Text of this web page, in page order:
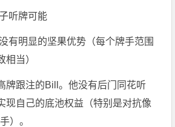
听牌可能
有明显的坚果优势（每个牌手范围
相当）
牌跟注的Bill。他没有后门同花听
现自己的底池权益（特别是对抗像
）。